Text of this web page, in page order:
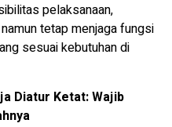
pelaksanaan,
tetap menjaga fungsi
sesuai kebutuhan di
Diatur Ketat: Wajib